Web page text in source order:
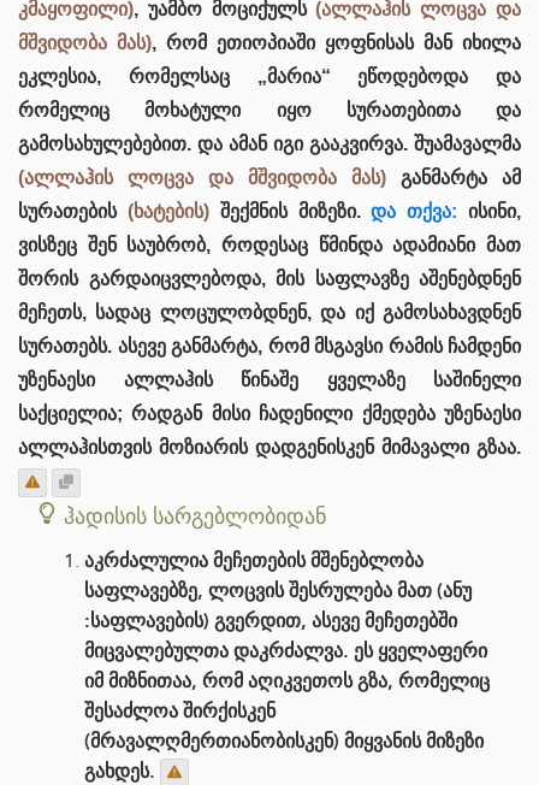
კმაყოფილი), უამბო მოციქულს(ალლაჰის ლოცვა და
მშვიდობა მას), რომ ეთიოპიაში ყოფნისას მან იხილა
ეკლესია, რომელსაც „მარია“ ეწოდებოდა და
რომელიც მოხატული იყო სურათებითა და
გამოსახულებებით. და ამან იგი გააკვირვა. შუამავალმა
(ალლაჰის ლოცვა და მშვიდობა მას) განმარტა ამ
სურათების (ხატების)შექმნის მიზეზი.და თქვა: ისინი,
ვისზეც შენ საუბრობ, როდესაც წმინდა ადამიანი მათ
შორის გარდაიცვლებოდა, მის საფლავზე აშენებდნენ
მეჩეთს, სადაც ლოცულობდნენ, და იქ გამოსახავდნენ
სურათებს. ასევე განმარტა, რომ მსგავსი რამის ჩამდენი
უზენაესი ალლაჰის წინაშე ყველაზე საშინელი
საქციელია; რადგან მისი ჩადენილი ქმედება უზენაესი
ალლაჰისთვის მოზიარის დადგენისკენ მიმავალი გზაა.
ჰადისის სარგებლობიდან
აკრძალულია მეჩეთების მშენებლობა
საფლავებზე, ლოცვის შესრულება მათ (ანუ
:საფლავების) გვერდით, ასევე მეჩეთებში
მიცვალებულთა დაკრძალვა. ეს ყველაფერი
იმ მიზნითაა, რომ აღიკვეთოს გზა, რომელიც
შესაძლოა შირქისკენ
(მრავალღმერთიანობისკენ) მიყვანის მიზეზი
გახდეს.